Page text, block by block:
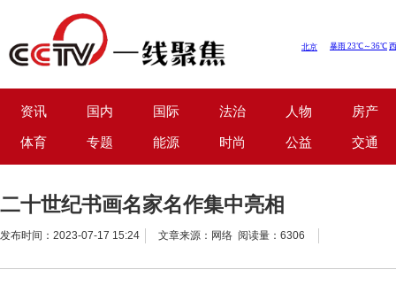
资讯 国内 国际 法治 人物 房产
体育 专题 能源 时尚 公益 交通
二十世纪书画名家名作集中亮相
发布时间：2023-07-17 15:24 文章来源：网络 阅读量：6306